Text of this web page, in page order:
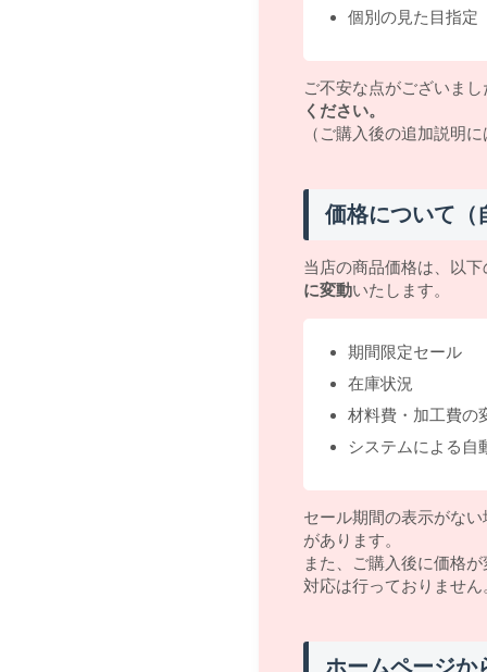
個別の見た目指定
ご不安な点がございまし
ください。
（ご購入後の追加説明
価格について（
当店の商品価格は、以
に変動いたします。
期間限定セール
在庫状況
材料費・加工費の
システムによる自
セール期間の表示がな
があります。
また、ご購入後に価格
対応は行っておりません
ホームページか